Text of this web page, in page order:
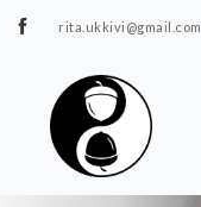
rita.ukkivi@gmail.com